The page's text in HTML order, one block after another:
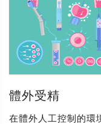
體外受精
在體外人工控制的環